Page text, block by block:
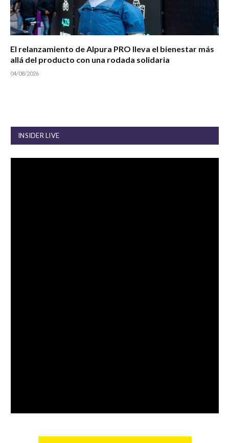
El relanzamiento de Alpura PRO lleva el bienestar más
allá del producto con una rodada solidaria
04/08/2026
INSIDER LIVE